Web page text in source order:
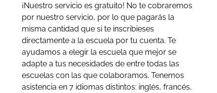
¡Nuestro servicio es gratuito! No te cobraremos
por nuestro servicio, por lo que pagarás la
misma cantidad que si te inscribieses
directamente a la escuela por tu cuenta. Te
ayudamos a elegir la escuela que mejor se
adapte a tus necesidades de entre todas las
escuelas con las que colaboramos. Tenemos
asistencia en 7 idiomas distintos: inglés, francés,